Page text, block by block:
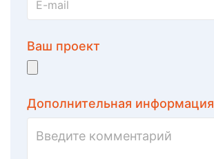
Ваш проект
Дополнительная информация